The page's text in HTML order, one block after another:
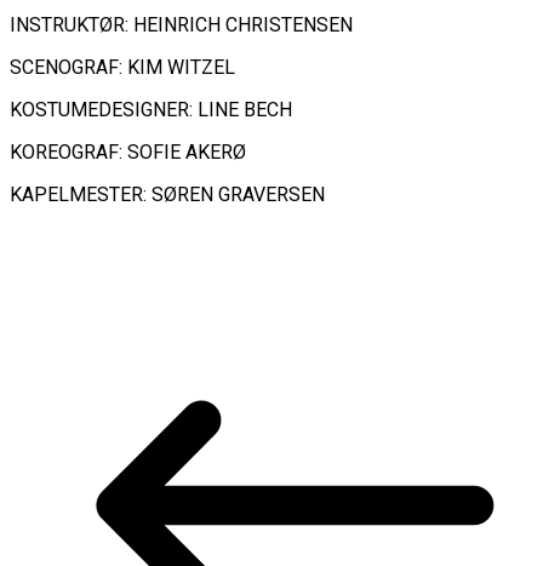
INSTRUKTØR: HEINRICH CHRISTENSEN
SCENOGRAF: KIM WITZEL
KOSTUMEDESIGNER: LINE BECH
KOREOGRAF: SOFIE AKERØ
KAPELMESTER: SØREN GRAVERSEN